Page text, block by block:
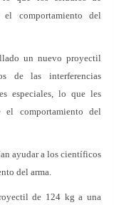
el comportamiento del
un nuevo proyectil
de las interferencias
especiales, lo que les
comportamiento del
ayudar a los científicos
del arma.
de 124 kg a una